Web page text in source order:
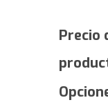
Precio